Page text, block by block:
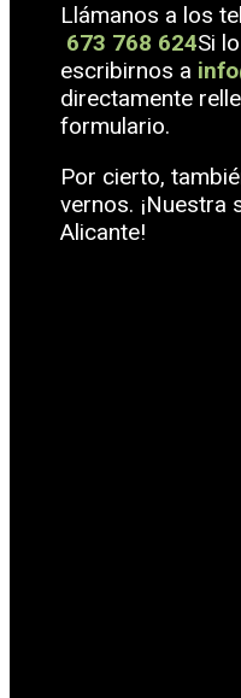
Llámanos a los
673 768 624Si
escribirnos a
directamente
formulario.
Por cierto,
vernos. ¡Nuestra
Alicante!